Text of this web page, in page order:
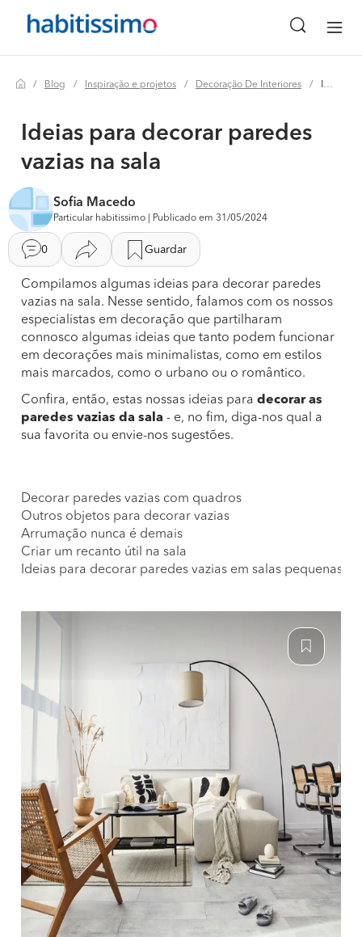
Blog Inspiração e projetos Decoração De Interiores Ideias para decorar paredes vazias na sala
Ideias para decorar paredes
vazias na sala
Sofia Macedo
Particular habitissimo | Publicado em 31/05/2024
0 Guardar
Compilamos algumas ideias para decorar paredes
vazias na sala. Nesse sentido, falamos com os nossos
especialistas em decoração que partilharam
connosco algumas ideias que tanto podem funcionar
em decorações mais minimalistas, como em estilos
mais marcados, como o urbano ou o romântico.
Confira, então, estas nossas ideias para decorar as
paredes vazias da sala - e, no fim, diga-nos qual a
sua favorita ou envie-nos sugestões.
Decorar paredes vazias com quadros
Outros objetos para decorar vazias
Arrumação nunca é demais
Criar um recanto útil na sala
Ideias para decorar paredes vazias em salas pequenas